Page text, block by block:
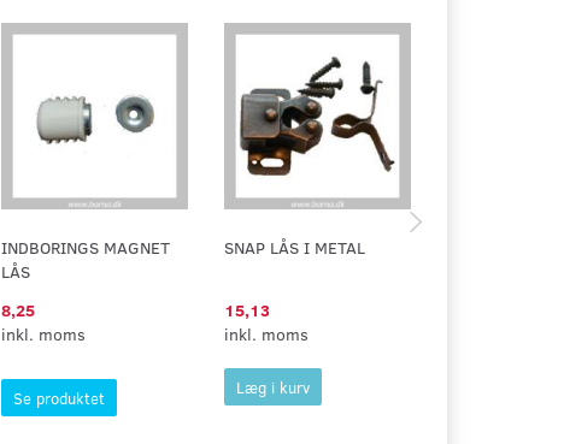
INDBORINGS MAGNET
LÅS
8,25
inkl. moms
Se produktet
SNAP LÅS I METAL
15,13
inkl. moms
Læg i kurv